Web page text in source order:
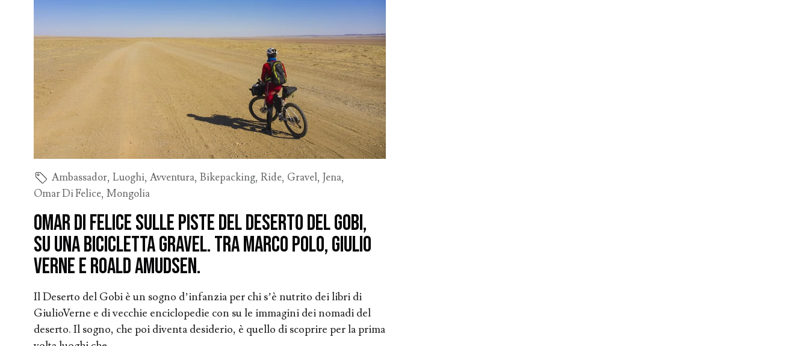
Ambassador,Luoghi,Avventura,Bikepacking,Ride, Gravel,Jena,
Omar Di Felice,Mongolia
Omar Di Felice sulle piste del Deserto del Gobi,
su una bicicletta gravel. Tra Marco Polo, Giulio
Verne e Roald Amudsen.
Il Deserto del Gobi è un sogno d’infanzia per chi s’è nutrito dei libri di
GiulioVerne e di vecchie enciclopedie con su le immagini dei nomadi del
deserto. Il sogno, che poi diventa desiderio, è quello di scoprire per la prima